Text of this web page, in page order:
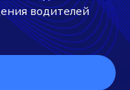
водителей